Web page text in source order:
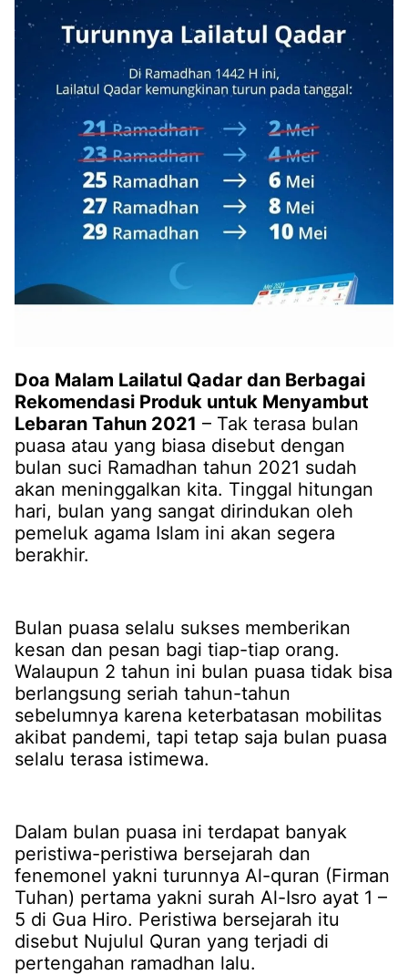
Doa Malam Lailatul Qadar dan Berbagai
Rekomendasi Produk untuk Menyambut
Lebaran Tahun 2021 – Tak terasa bulan
puasa atau yang biasa disebut dengan
bulan suci Ramadhan tahun 2021 sudah
akan meninggalkan kita. Tinggal hitungan
hari, bulan yang sangat dirindukan oleh
pemeluk agama Islam ini akan segera
berakhir.
Bulan puasa selalu sukses memberikan
kesan dan pesan bagi tiap-tiap orang.
Walaupun 2 tahun ini bulan puasa tidak bisa
berlangsung seriah tahun-tahun
sebelumnya karena keterbatasan mobilitas
akibat pandemi, tapi tetap saja bulan puasa
selalu terasa istimewa.
Dalam bulan puasa ini terdapat banyak
peristiwa-peristiwa bersejarah dan
fenemonel yakni turunnya Al-quran (Firman
Tuhan) pertama yakni surah Al-Isro ayat 1 –
5 di Gua Hiro. Peristiwa bersejarah itu
disebut Nujulul Quran yang terjadi di
pertengahan ramadhan lalu.